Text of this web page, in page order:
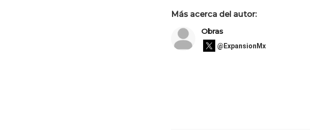
Más acerca del autor:
Obras
@ExpansionMx